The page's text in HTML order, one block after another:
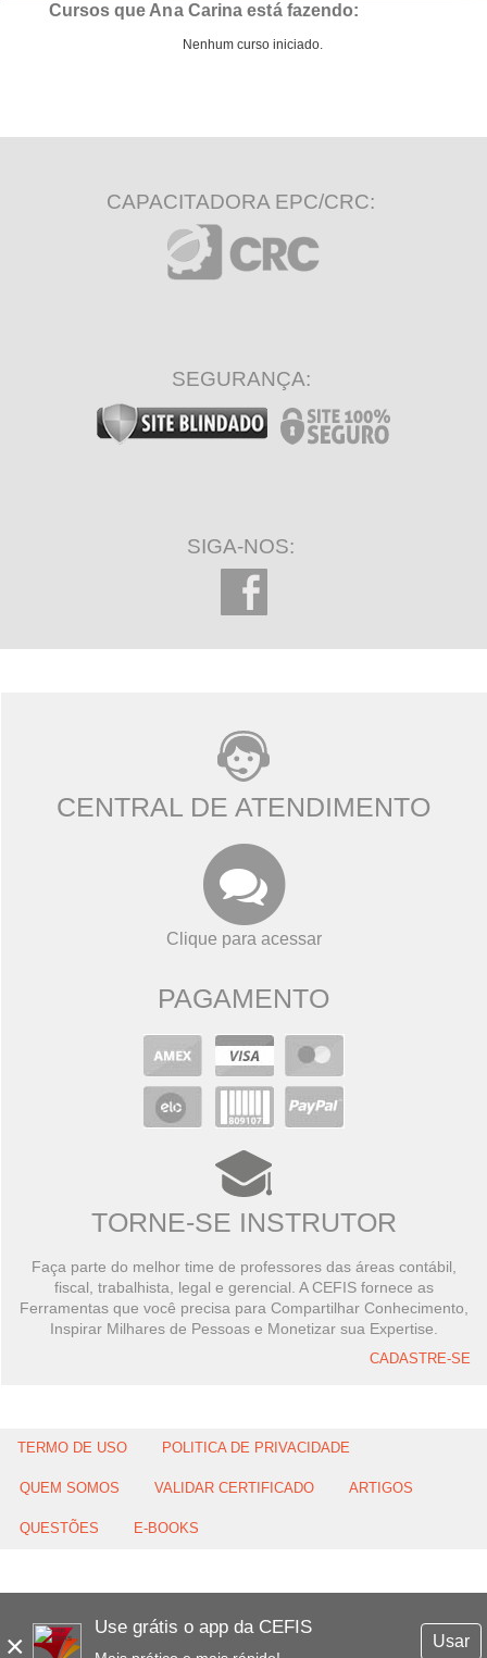
×
Use grátis o app da CEFIS
Usar
Cursos que Ana Carina está fazendo:
Nenhum curso iniciado.
CAPACITADORA EPC/CRC:
SEGURANÇA:
SIGA-NOS:
CENTRAL DE ATENDIMENTO
Clique para acessar
PAGAMENTO
TORNE-SE INSTRUTOR
Faça parte do melhor time de professores das áreas contábil,
fiscal, trabalhista, legal e gerencial. A CEFIS fornece as
Ferramentas que você precisa para Compartilhar Conhecimento,
Inspirar Milhares de Pessoas e Monetizar sua Expertise.
CADASTRE-SE
TERMO DE USO POLITICA DE PRIVACIDADE
QUEM SOMOS VALIDAR CERTIFICADO ARTIGOS
QUESTÕES E-BOOKS